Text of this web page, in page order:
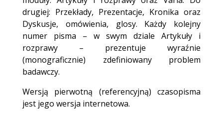
drugiej: Przekłady, Prezentacje, Kronika oraz
Dyskusje, omówienia, glosy. Każdy kolejny
numer pisma – w swym dziale Artykuły i
rozprawy – prezentuje wyraźnie
(monograficznie) zdefiniowany problem
badawczy.
Wersją pierwotną (referencyjną) czasopisma
jest jego wersja internetowa.